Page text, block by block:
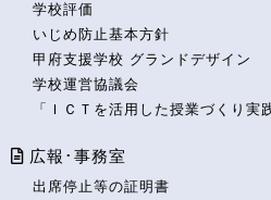
学校評価
いじめ防止基本方針
甲府支援学校 グランドデザイン
学校運営協議会
「ＩＣＴを活用した授業づくり実
広報･事務室
出席停止等の証明書